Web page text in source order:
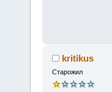
kritikus
Старожил